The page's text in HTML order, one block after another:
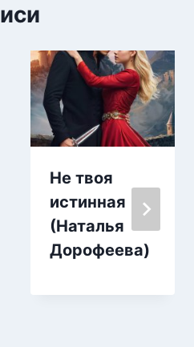
Не твоя
истинная
(Наталья
Дорофеева)